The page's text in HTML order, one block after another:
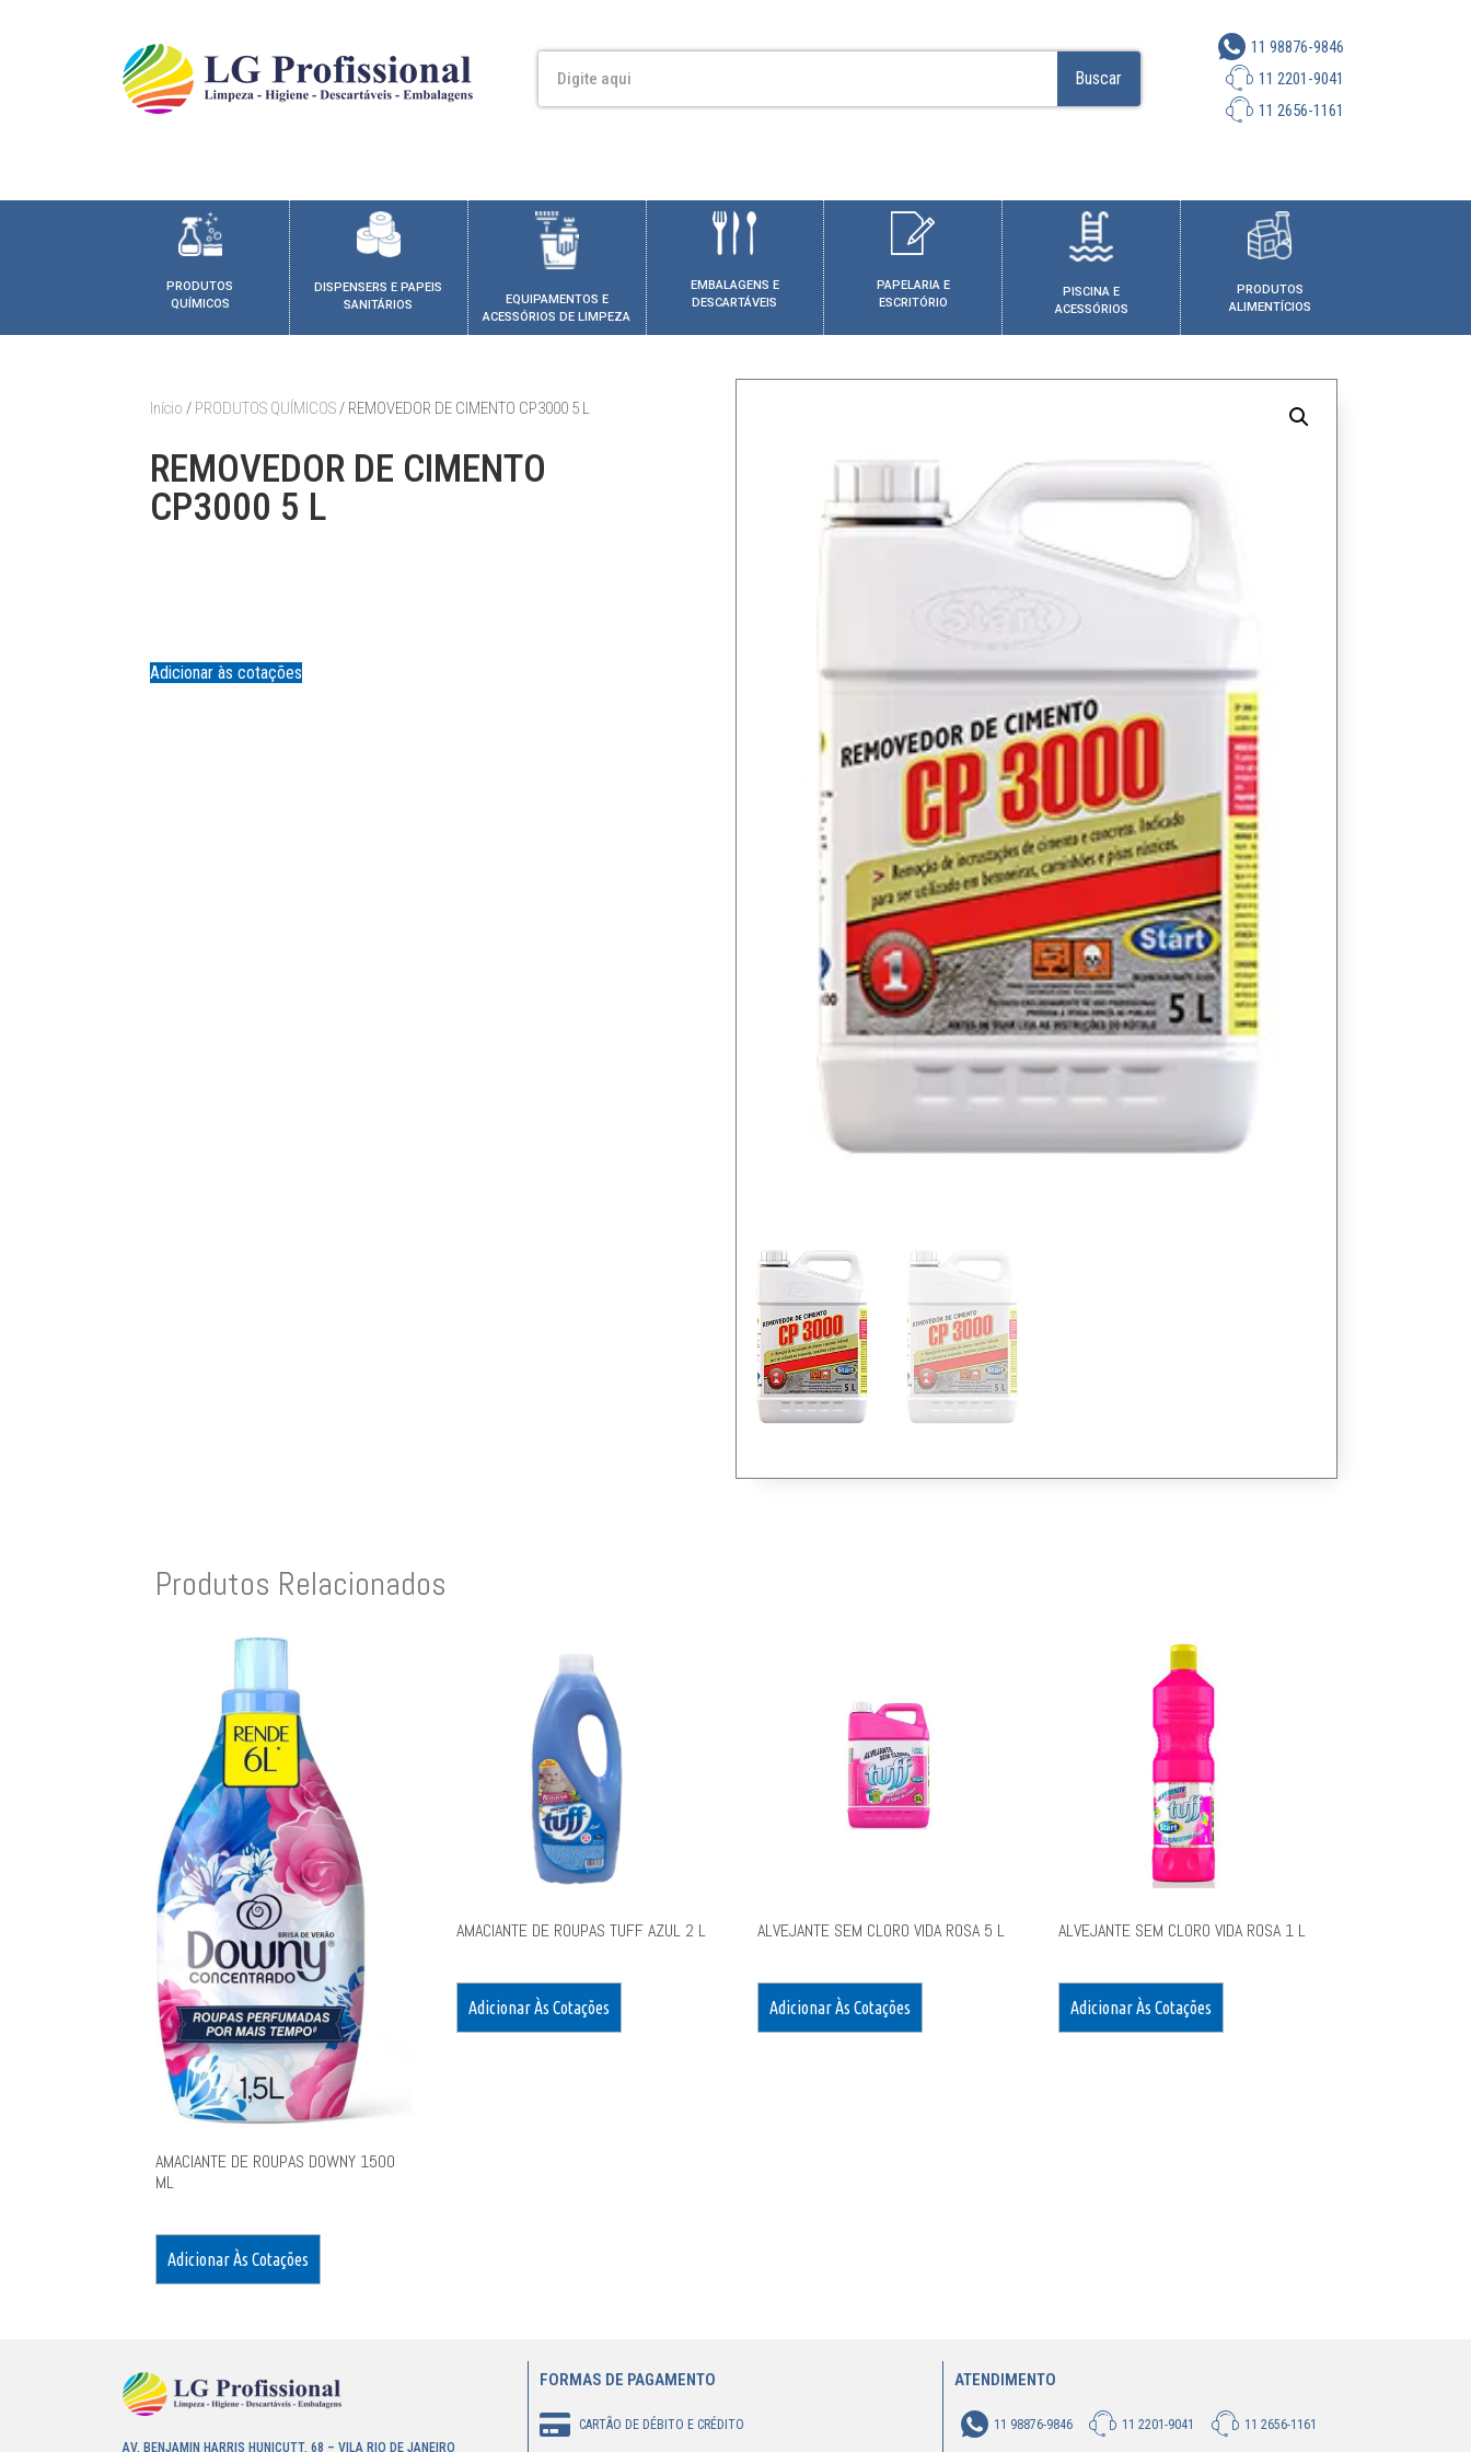
Buscar
11 98876-9846
11 2201-9041
11 2656-1161
PRODUTOS
QUÍMICOS
DISPENSERS E PAPEIS
SANITÁRIOS
EQUIPAMENTOS E
ACESSÓRIOS DE LIMPEZA
EMBALAGENS E
DESCARTÁVEIS
PAPELARIA E
ESCRITÓRIO
PISCINA E
ACESSÓRIOS
PRODUTOS
ALIMENTÍCIOS
Início / PRODUTOS QUÍMICOS/ REMOVEDOR DE CIMENTO CP3000 5 L
REMOVEDOR DE CIMENTO
CP3000 5 L
Adicionar às cotações
Produtos Relacionados
AMACIANTE DE ROUPAS DOWNY 1500
ML
Adicionar Às Cotações
AMACIANTE DE ROUPAS TUFF AZUL 2 L
Adicionar Às Cotações
ALVEJANTE SEM CLORO VIDA ROSA 5 L
Adicionar Às Cotações
ALVEJANTE SEM CLORO VIDA ROSA 1 L
Adicionar Às Cotações
AV. BENJAMIN HARRIS HUNICUTT, 68 – VILA RIO DE JANEIRO
FORMAS DE PAGAMENTO
CARTÃO DE DÉBITO E CRÉDITO
ATENDIMENTO
11 98876-9846 11 2201-9041 11 2656-1161